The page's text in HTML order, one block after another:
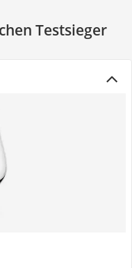
Testsieger